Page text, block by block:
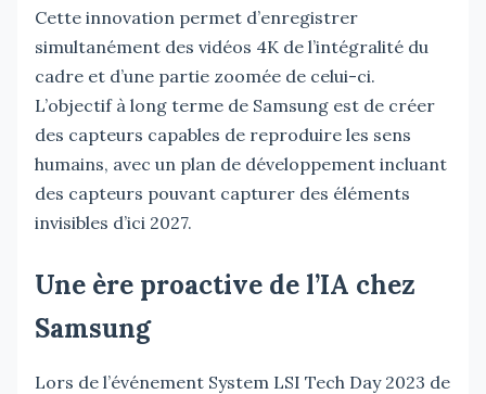
Cette innovation permet d’enregistrer
simultanément des vidéos 4K de l’intégralité du
cadre et d’une partie zoomée de celui-ci.
L’objectif à long terme de Samsung est de créer
des capteurs capables de reproduire les sens
humains, avec un plan de développement incluant
des capteurs pouvant capturer des éléments
invisibles d’ici 2027.
Une ère proactive de l’IA chez
Samsung
Lors de l’événement System LSI Tech Day 2023 de